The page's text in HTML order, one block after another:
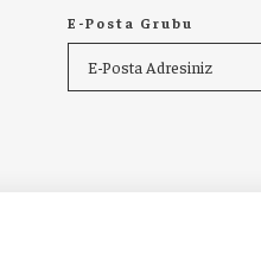
E-Posta Grubu